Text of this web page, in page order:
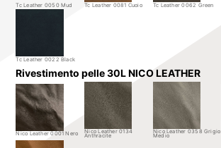
Tc Leather 0050 Mud Tc Leather 0081 Cuoio Tc Leather 0062 Green
Tc Leather 0022 Black
Rivestimento pelle 30L NICO LEATHER
Nico Leather 0001 Nero Nico Leather 0134
Anthracite
Nico Leather 0358 Grigio
Medio